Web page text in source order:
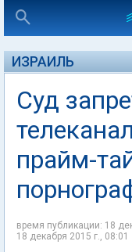
ИЗРАИЛЬ
Суд
прайм-
время публикации: 18
18 декабря 2015 г., 08:01